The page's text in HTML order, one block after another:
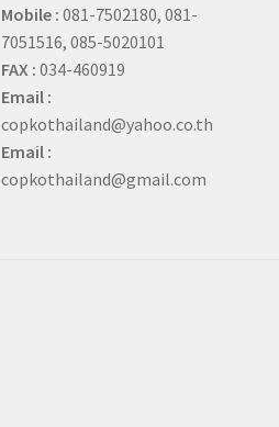
Mobile : 081-7502180, 081-
7051516, 085-5020101
FAX : 034-460919
Email :
copkothailand@yahoo.co.th
Email :
copkothailand@gmail.com